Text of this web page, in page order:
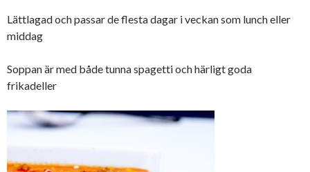
Lättlagad och passar de flesta dagar i veckan som lunch eller
middag
Soppan är med både tunna spagetti och härligt goda
frikadeller